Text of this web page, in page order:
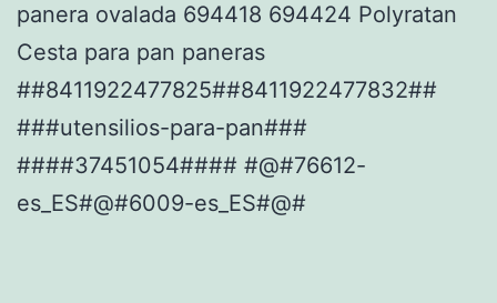
panera ovalada 694418 694424 Polyratan
Cesta para pan paneras
##8411922477825##8411922477832##
###utensilios-para-pan###
####37451054#### #@#76612-
es_ES#@#6009-es_ES#@#